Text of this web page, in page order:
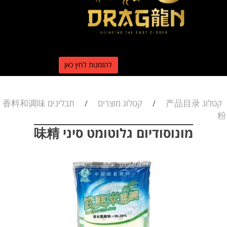
להזמנות לחץ כאן
קטלוג 产品目录 / קטלוג מוצרים /
תבלינים 香料和调味
粉
מונוסודיום גלוטומט סיני 味精